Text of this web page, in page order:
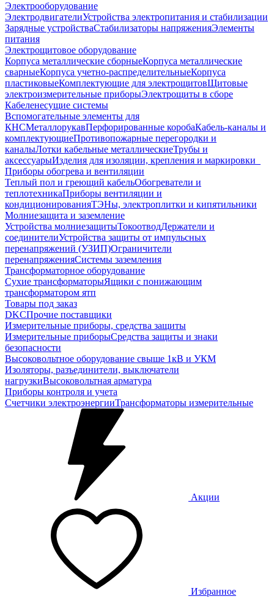
Электрооборудование
ЭлектродвигателиУстройства электропитания и стабилизации
Зарядные устройстваСтабилизаторы напряженияЭлементы
питания
Электрощитовое оборудование
Корпуса металлические сборныеКорпуса металлические
сварныеКорпуса учетно-распределительныеКорпуса
пластиковыеКомплектующие для электрощитовЩитовые
электроизмерительные приборыЭлектрощиты в сборе
Кабеленесущие системы
Вспомогательные элементы для
КНСМеталлорукавПерфорированные коробаКабель-каналы и
комплектующиеПротивопожарные перегородки и
каналыЛотки кабельные металлическиеТрубы и
аксессуарыИзделия для изоляции, крепления и маркировки
Приборы обогрева и вентиляции
Теплый пол и греющий кабельОбогреватели и
теплотехникаПриборы вентиляции и
кондиционированияТЭНы, электроплитки и кипятильники
Молниезащита и заземление
Устройства молниезащитыТокоотводДержатели и
соединителиУстройства защиты от импульсных
перенапряжений (УЗИП)Ограничители
перенапряженияСистемы заземления
Трансформаторное оборудование
Сухие трансформаторыЯщики с понижающим
трансформатором ятп
Товары под заказ
DKCПрочие поставщики
Измерительные приборы, средства защиты
Измерительные приборыСредства защиты и знаки
безопасности
Высоковольтное оборудование свыше 1кВ и УКМ
Изоляторы, разъединители, выключатели
нагрузкиВысоковольтная арматура
Приборы контроля и учета
Счетчики электроэнергииТрансформаторы измерительные
Акции
Избранное